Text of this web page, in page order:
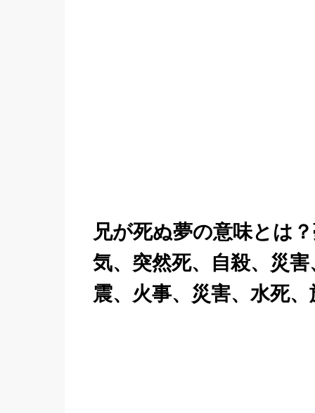
兄が死ぬ夢の意味とは
気、突然死、自殺、災
震、火事、災害、水死